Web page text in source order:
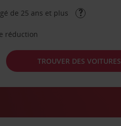
de 25 ans et plus
réduction
TROUVER DES VOITURES